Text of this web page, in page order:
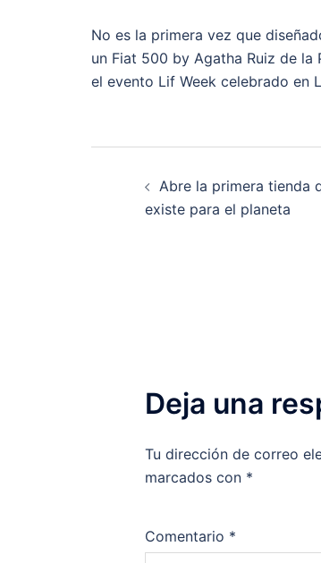
No es la primera vez que
un Fiat 500 by Agatha Ruiz de
el evento Lif Week celebrado en
Abre la primera tienda
existe para el planeta
Deja una
Tu dirección de correo
marcados con *
Comentario *